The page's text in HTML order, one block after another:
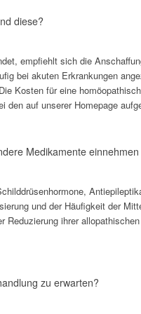
diese?
empfiehlt sich die
bei akuten Erkrankungen
Kosten für eine
auf unserer Homepage
Medikamente
und der Häufigkeit der
ihrer
zu erwarten?